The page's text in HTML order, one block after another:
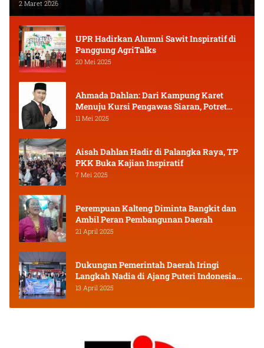
2 Maret 2026
UPR Hadirkan Alumni Sawit Inspiratif di
Panggung AgriTalks
20 Mei 2025
Ahmada Dahlan: Dari Kampung Karet
Menuju Kursi Pengawas Siaran, Potret
Pejuang Muda Kalimantan Tengah
11 Mei 2025
Aisah Dahlan Hadir di Palangka Raya, TP
PKK Buka Kajian Inspiratif
7 Mei 2025
Perempuan Kalteng Diminta Bangkit dan
Ambil Peran Pembangunan Daerah
21 April 2025
Dukungan Pemerintah Daerah Iringi
Langkah Nadia di Ajang Puteri Indonesia
2025
13 April 2025